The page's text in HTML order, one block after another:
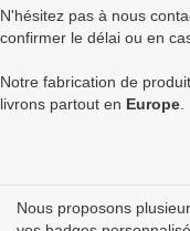
2500 0,38 €
Quantités Prix unitaire
Les clients Français
N'hésitez pas à nous
confirmer le délai ou en
Notre fabrication de
livrons partout en Europe.
Nous proposons